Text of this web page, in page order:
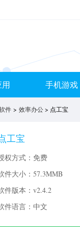
手机游戏
件 > 效率办公> 点工宝
工宝
权方式：免费
件大小： 57.3MMB
件版本：v2.4.2
件语言：中文